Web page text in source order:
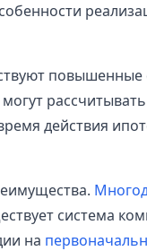
повышенные
действия
система
на